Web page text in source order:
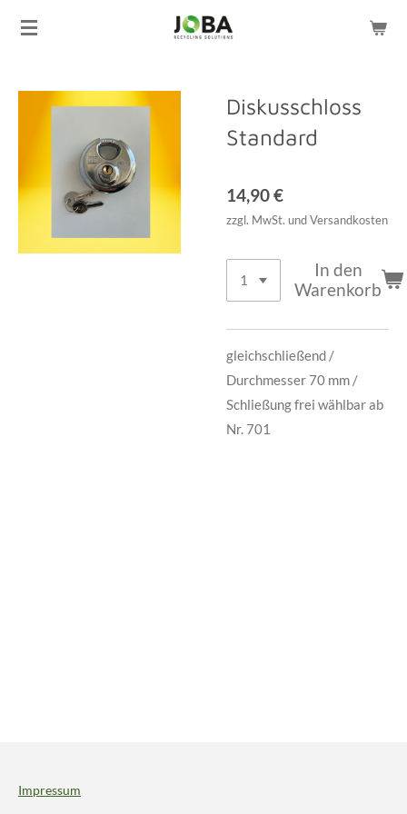
Zum
Diskusschloss
Standard
14,90 €
zzgl. MwSt. und Versandkosten
In den
Warenkorb
gleichschließend /
Durchmesser 70 mm /
Schließung frei wählbar ab
Nr. 701
Impressum